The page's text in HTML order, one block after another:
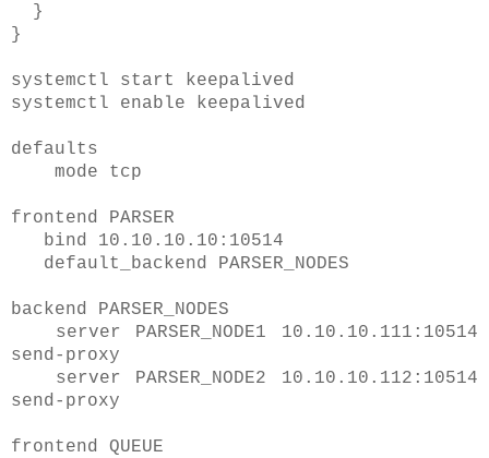
}
}
systemctl start keepalived
systemctl enable keepalived
defaults
mode tcp
frontend PARSER
bind 10.10.10.10:10514
default_backend PARSER_NODES
backend PARSER_NODES
server PARSER_NODE1 10.10.10.111:10514
send-proxy
server PARSER_NODE2 10.10.10.112:10514
send-proxy
frontend QUEUE